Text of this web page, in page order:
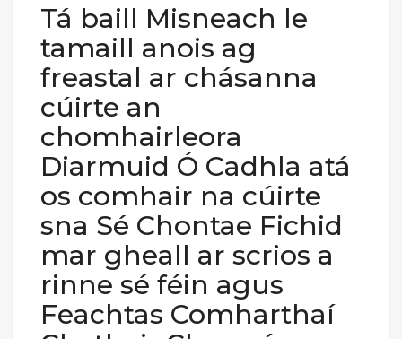
Tá baill Misneach le
tamaill anois ag
freastal ar chásanna
cúirte an
chomhairleora
Diarmuid Ó Cadhla atá
os comhair na cúirte
sna Sé Chontae Fichid
mar gheall ar scrios a
rinne sé féin agus
Feachtas Comharthaí